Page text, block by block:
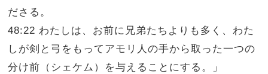
ださる。
48:22 わたしは、お前に兄弟たちよりも多く、わた
しが剣と弓をもってアモリ人の手から取った一つの
分け前（シェケム）を与えることにする。」